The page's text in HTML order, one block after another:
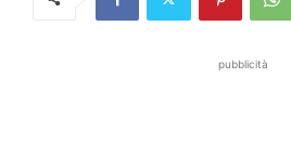
pubblicità